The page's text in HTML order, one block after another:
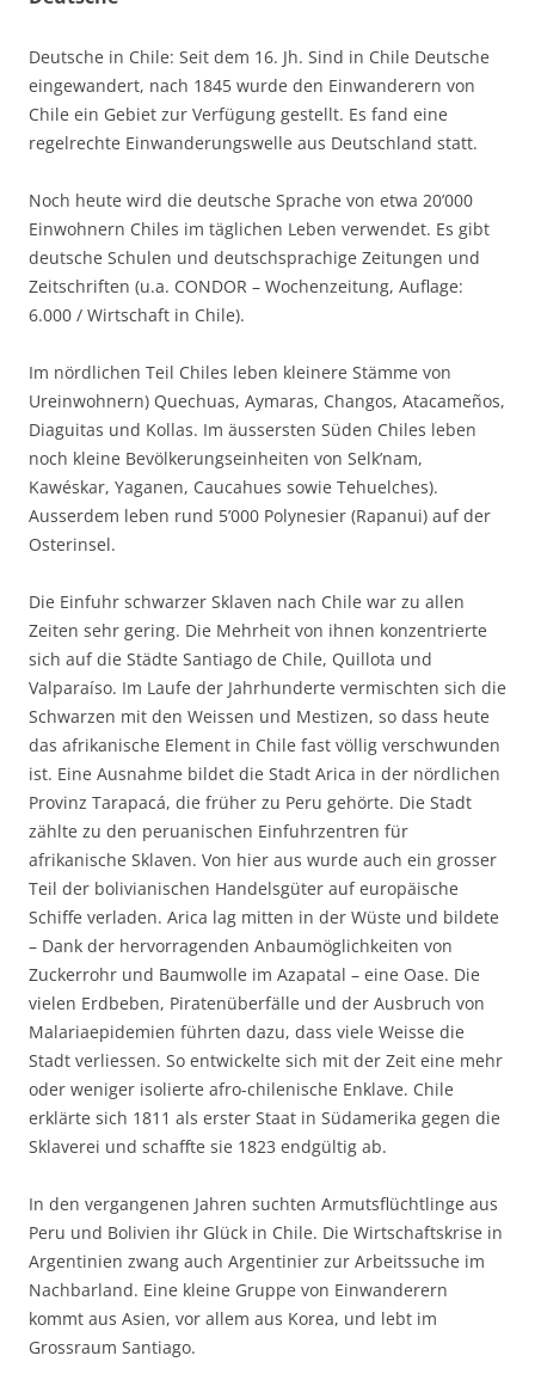
Deutsche in Chile: Seit dem 16. Jh. Sind in Chile Deutsche
eingewandert, nach 1845 wurde den Einwanderern von
Chile ein Gebiet zur Verfügung gestellt. Es fand eine
regelrechte Einwanderungswelle aus Deutschland statt.
Noch heute wird die deutsche Sprache von etwa 20’000
Einwohnern Chiles im täglichen Leben verwendet. Es gibt
deutsche Schulen und deutschsprachige Zeitungen und
Zeitschriften (u.a. CONDOR – Wochenzeitung, Auflage:
6.000 / Wirtschaft in Chile).
Im nördlichen Teil Chiles leben kleinere Stämme von
Ureinwohnern) Quechuas, Aymaras, Changos, Atacameños,
Diaguitas und Kollas. Im äussersten Süden Chiles leben
noch kleine Bevölkerungseinheiten von Selk’nam,
Kawéskar, Yaganen, Caucahues sowie Tehuelches).
Ausserdem leben rund 5’000 Polynesier (Rapanui) auf der
Osterinsel.
Die Einfuhr schwarzer Sklaven nach Chile war zu allen
Zeiten sehr gering. Die Mehrheit von ihnen konzentrierte
sich auf die Städte Santiago de Chile, Quillota und
Valparaíso. Im Laufe der Jahrhunderte vermischten sich die
Schwarzen mit den Weissen und Mestizen, so dass heute
das afrikanische Element in Chile fast völlig verschwunden
ist. Eine Ausnahme bildet die Stadt Arica in der nördlichen
Provinz Tarapacá, die früher zu Peru gehörte. Die Stadt
zählte zu den peruanischen Einfuhrzentren für
afrikanische Sklaven. Von hier aus wurde auch ein grosser
Teil der bolivianischen Handelsgüter auf europäische
Schiffe verladen. Arica lag mitten in der Wüste und bildete
– Dank der hervorragenden Anbaumöglichkeiten von
Zuckerrohr und Baumwolle im Azapatal – eine Oase. Die
vielen Erdbeben, Piratenüberfälle und der Ausbruch von
Malariaepidemien führten dazu, dass viele Weisse die
Stadt verliessen. So entwickelte sich mit der Zeit eine mehr
oder weniger isolierte afro-chilenische Enklave. Chile
erklärte sich 1811 als erster Staat in Südamerika gegen die
Sklaverei und schaffte sie 1823 endgültig ab.
In den vergangenen Jahren suchten Armutsflüchtlinge aus
Peru und Bolivien ihr Glück in Chile. Die Wirtschaftskrise in
Argentinien zwang auch Argentinier zur Arbeitssuche im
Nachbarland. Eine kleine Gruppe von Einwanderern
kommt aus Asien, vor allem aus Korea, und lebt im
Grossraum Santiago.